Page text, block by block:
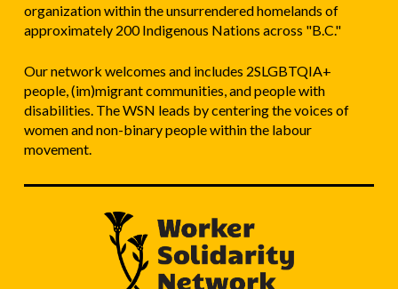
organization within the unsurrendered homelands of
approximately 200 Indigenous Nations across "B.C."
Our network welcomes and includes 2SLGBTQIA+
people, (im)migrant communities, and people with
disabilities. The WSN leads by centering the voices of
women and non-binary people within the labour
movement.